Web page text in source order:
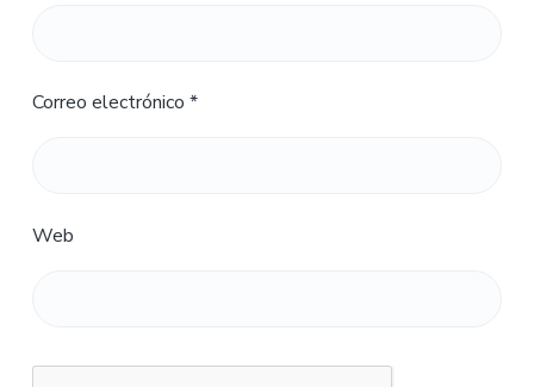
Correo electrónico *
Web